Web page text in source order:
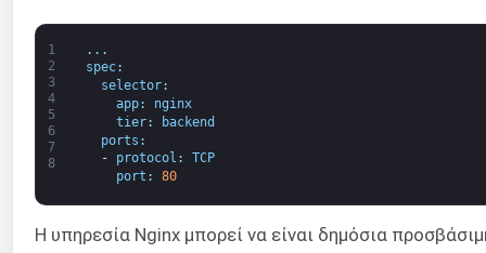
1
2
3
4
5
6
7
8
. . .
spec:
selector:
app:
nginx
tier:
backend
ports :
-
protocol :
TCP
port : 80
Η υπηρεσία Nginx μπορεί να είναι δημόσια